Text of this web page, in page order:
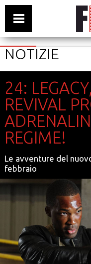
NOTIZIE
24:
REVIVAL
REGIME!
Le avventure del
febbraio